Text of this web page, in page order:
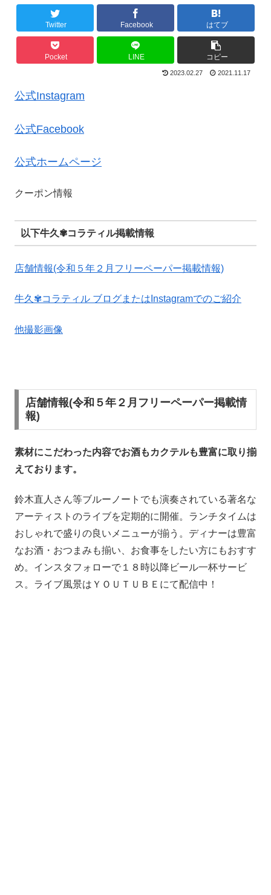
Twitter Facebook はてブ
Pocket LINE コピー
2023.02.27 2021.11.17
公式Instagram
公式Facebook
公式ホームページ
クーポン情報
以下牛久✾コラティル掲載情報
店舗情報(令和５年２月フリーペーパー掲載情報)
牛久✾コラティル ブログまたはInstagramでのご紹介
他撮影画像
店舗情報(令和５年２月フリーペーパー掲載情
報)
素材にこだわった内容でお酒もカクテルも豊富に取り揃
えております。
鈴木直人さん等ブルーノートでも演奏されている著名な
アーティストのライブを定期的に開催。ランチタイムは
おしゃれで盛りの良いメニューが揃う。ディナーは豊富
なお酒・おつまみも揃い、お食事をしたい方にもおすす
め。インスタフォローで１８時以降ビール一杯サービ
ス。ライブ風景はＹＯＵＴＵＢＥにて配信中！